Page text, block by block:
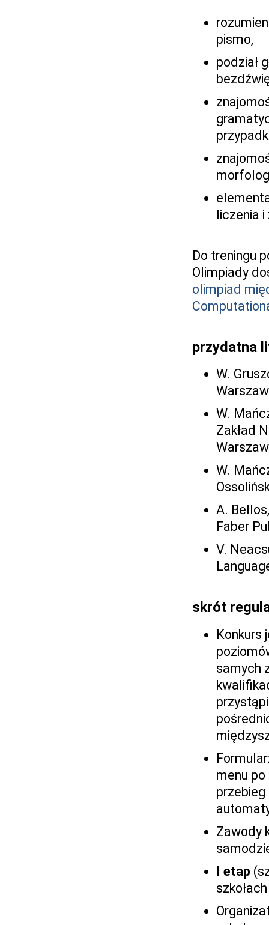
pismo,
podział
liczenia
Do treningu
Olimpiady
olimpiad
przydatna
W.
W.
Zakład
W.
A.
Faber
V.
skrót
Konkurs
samych
menu
przebieg
Zawody
I etap